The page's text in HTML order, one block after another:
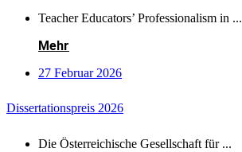
Teacher Educators’ Professionalism in ...
Mehr
27 Februar 2026
Dissertationspreis 2026
Die Österreichische Gesellschaft für ...